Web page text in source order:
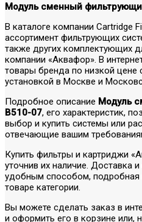
Модуль сменный
В каталоге компании Cartridge
ассортимент фильтрующих
также других комплектующих
компании «Аквафор». В
товары бренда по низкой цене
установкой в Москве и
Подробное описание Модуль
В510-07, его характеристик,
выбор и купить системы или
отвечающие вашим
Купить фильтры и картриджи
уточнив их наличие. Доставка
удобным способом,
товаре категории.
Вы можете сделать заказ в
и оформить его в корзине или,